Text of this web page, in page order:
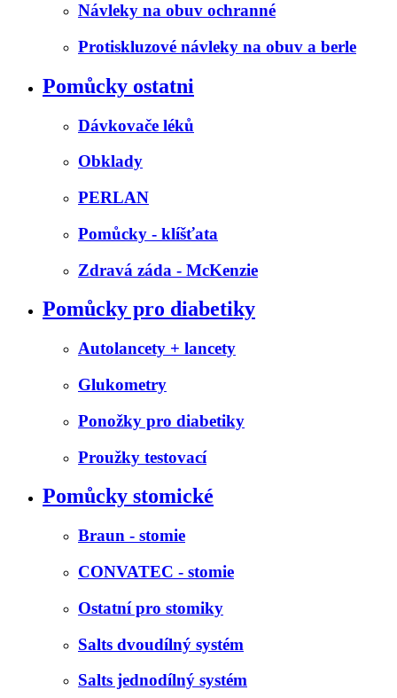
Návleky na obuv ochranné
Protiskluzové návleky na obuv a berle
Pomůcky ostatni
Dávkovače léků
Obklady
PERLAN
Pomůcky - klíšťata
Zdravá záda - McKenzie
Pomůcky pro diabetiky
Autolancety + lancety
Glukometry
Ponožky pro diabetiky
Proužky testovací
Pomůcky stomické
Braun - stomie
CONVATEC - stomie
Ostatní pro stomiky
Salts dvoudílný systém
Salts jednodílný systém